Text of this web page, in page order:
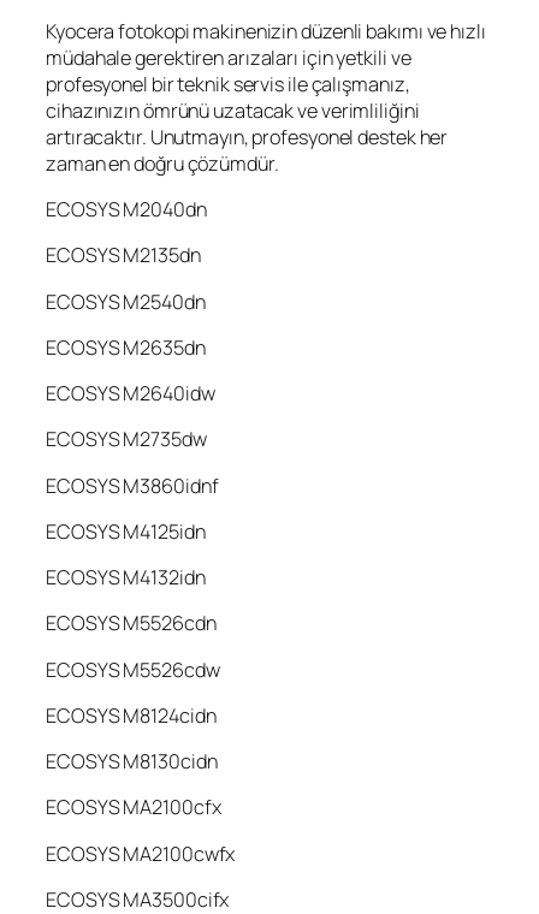
Kyocera fotokopi makinenizin düzenli bakımı ve hızlı
müdahale gerektiren arızaları için yetkili ve
profesyonel bir teknik servis ile çalışmanız,
cihazınızın ömrünü uzatacak ve verimliliğini
artıracaktır. Unutmayın, profesyonel destek her
zaman en doğru çözümdür.
ECOSYS M2040dn
ECOSYS M2135dn
ECOSYS M2540dn
ECOSYS M2635dn
ECOSYS M2640idw
ECOSYS M2735dw
ECOSYS M3860idnf
ECOSYS M4125idn
ECOSYS M4132idn
ECOSYS M5526cdn
ECOSYS M5526cdw
ECOSYS M8124cidn
ECOSYS M8130cidn
ECOSYS MA2100cfx
ECOSYS MA2100cwfx
ECOSYS MA3500cifx